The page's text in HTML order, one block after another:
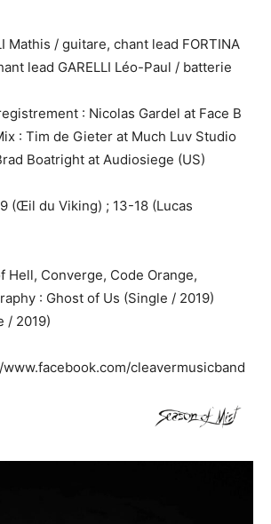
Mathis / guitare, chant lead FORTINA
lead GARELLI Léo-Paul / batterie
: Nicolas Gardel at Face B
: Tim de Gieter at Much Luv Studio
Boatright at Audiosiege (US)
(Œil du Viking) ; 13-18 (Lucas
Hell, Converge, Code Orange,
: Ghost of Us (Single / 2019)
/ 2019)
cleavermusicband